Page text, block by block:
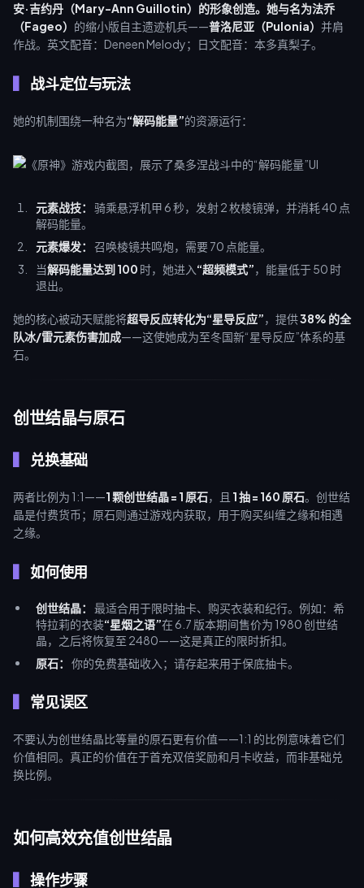
安·吉约丹（Mary-Ann Guillotin）的形象创造。她与名为法乔
（Fageo） 的缩小版自主遗迹机兵——普洛尼亚（Pulonia） 并肩
作战。英文配音：Deneen Melody；日文配音：本多真梨子。
战斗定位与玩法
她的机制围绕一种名为“解码能量”的资源运行：
元素战技：
骑乘悬浮机甲 6 秒，发射 2 枚棱镜弹，并消耗 40 点
解码能量。
元素爆发：
召唤棱镜共鸣炮，需要 70 点能量。
当解码能量达到 100 时，她进入“超频模式”，能量低于 50 时
退出。
她的核心被动天赋能将超导反应转化为“星导反应”，提供38% 的全
队冰/雷元素伤害加成——这使她成为至冬国新“星导反应”体系的基
石。
创世结晶与原石
兑换基础
两者比例为 1:1——1 颗创世结晶 = 1 原石，且 1 抽 = 160 原石。创世结
晶是付费货币；原石则通过游戏内获取，用于购买纠缠之缘和相遇
之缘。
如何使用
创世结晶：
最适合用于限时抽卡、购买衣装和纪行。例如：希
特拉莉的衣装“星烟之语”在 6.7 版本期间售价为 1980 创世结
晶，之后将恢复至 2480——这是真正的限时折扣。
原石：
你的免费基础收入；请存起来用于保底抽卡。
常见误区
不要认为创世结晶比等量的原石更有价值——1:1 的比例意味着它们
价值相同。真正的价值在于首充双倍奖励和月卡收益，而非基础兑
换比例。
如何高效充值创世结晶
操作步骤